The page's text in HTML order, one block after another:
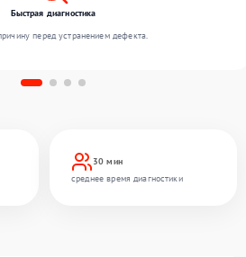
30 мин
среднее время диагностики
Быстрая диагностика
перед устранением дефекта.